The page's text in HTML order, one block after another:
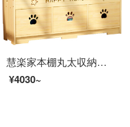
慧楽家本棚丸太収納棚着地棚松木家書斎収納棚棚可愛い熊三階ベルト100 cm
¥4030~